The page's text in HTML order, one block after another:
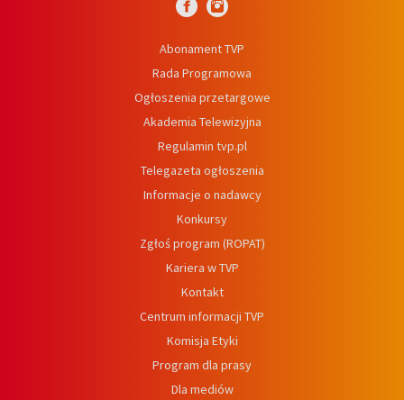
Abonament TVP
Rada Programowa
Ogłoszenia przetargowe
Akademia Telewizyjna
Regulamin tvp.pl
Telegazeta ogłoszenia
Informacje o nadawcy
Konkursy
Zgłoś program (ROPAT)
Kariera w TVP
Kontakt
Centrum informacji TVP
Komisja Etyki
Program dla prasy
Dla mediów